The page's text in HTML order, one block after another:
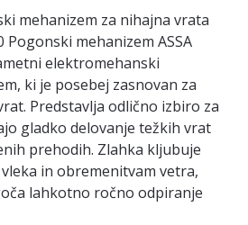
mehanizem za nihajna vrata
Pogonski mehanizem ASSA
elektromehanski
ki je posebej zasnovan za
Predstavlja odlično izbiro za
gladko delovanje težkih vrat
prehodih. Zlahka kljubuje
in obremenitvam vetra,
lahkotno ročno odpiranje